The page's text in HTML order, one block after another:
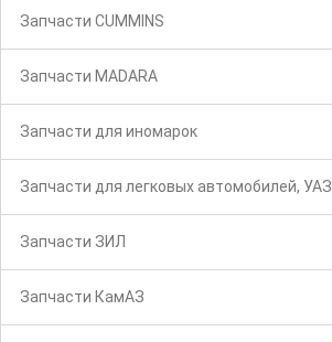
Запчасти CUMMINS
Запчасти MADARA
Запчасти для иномарок
Запчасти для легковых автомобилей, УАЗ
Запчасти ЗИЛ
Запчасти КамАЗ